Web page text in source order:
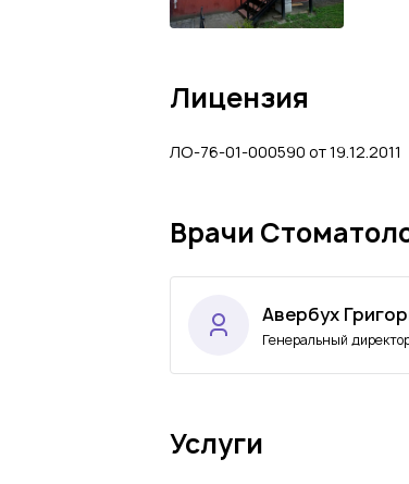
Лицензия
ЛО-76-01-000590 от 19.12.2011
Врачи
Авербух
Генеральный
Услуги